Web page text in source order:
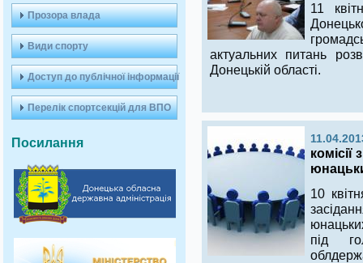
Прозора влада
Види спорту
Доступ до публічної інформації
Перелік спортсекцій для ВПО
Посилання
11
актуальних питань
Донецькій області.
10
під